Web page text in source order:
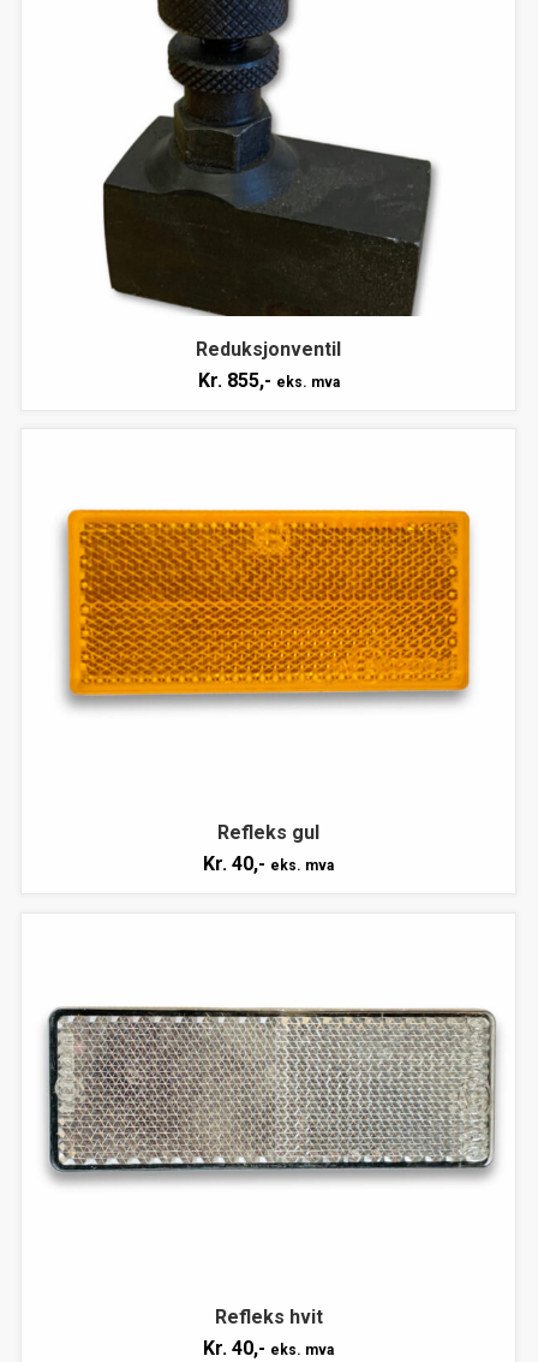
Reduksjonventil
Kr. 855,- eks. mva
Refleks gul
Kr. 40,- eks. mva
Refleks hvit
Kr. 40,- eks. mva